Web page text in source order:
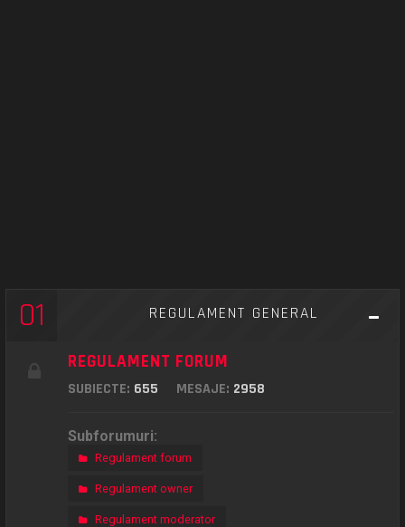
01 REGULAMENT GENERAL
REGULAMENT FORUM
SUBIECTE: 655 MESAJE: 2958
Subforumuri:
Regulament forum
Regulament owner
Regulament moderator